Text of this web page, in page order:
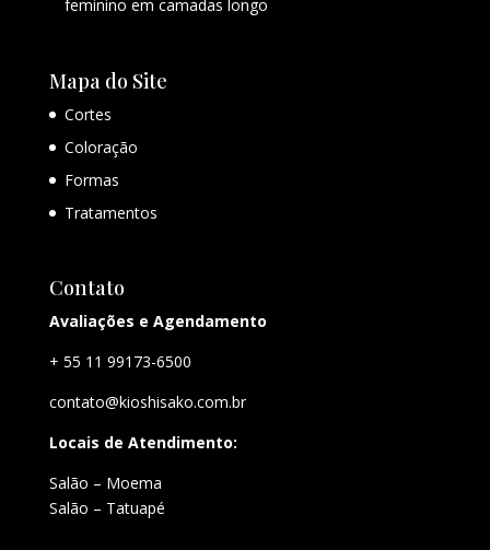
feminino em camadas longo
Mapa do Site
Cortes
Coloração
Formas
Tratamentos
Contato
Avaliações e Agendamento
+ 55 11 99173-6500
contato@kioshisako.com.br
Locais de Atendimento:
Salão – Moema
Salão – Tatuapé